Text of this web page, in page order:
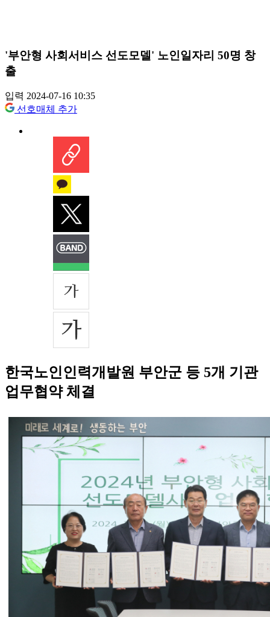
'부안형 사회서비스 선도모델' 노인일자리 50명 창
출
입력 2024-07-16 10:35
선호매체 추가
한국노인인력개발원 부안군 등 5개 기관
업무협약 체결